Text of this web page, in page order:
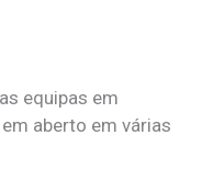
equipas em
aberto em várias